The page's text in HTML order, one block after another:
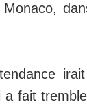
fait